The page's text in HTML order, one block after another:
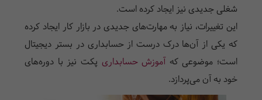
شغلی جدیدی نیز ایجاد کرده است.
این تغییرات، نیاز به مهارت‌های جدیدی در بازار کار ایجاد کرده
که یکی از آن‌ها درک درست از حسابداری در بستر دیجیتال
است؛ موضوعی کهآموزش حسابداری پکت نیز با دوره‌های
خود به آن می‌پردازد.